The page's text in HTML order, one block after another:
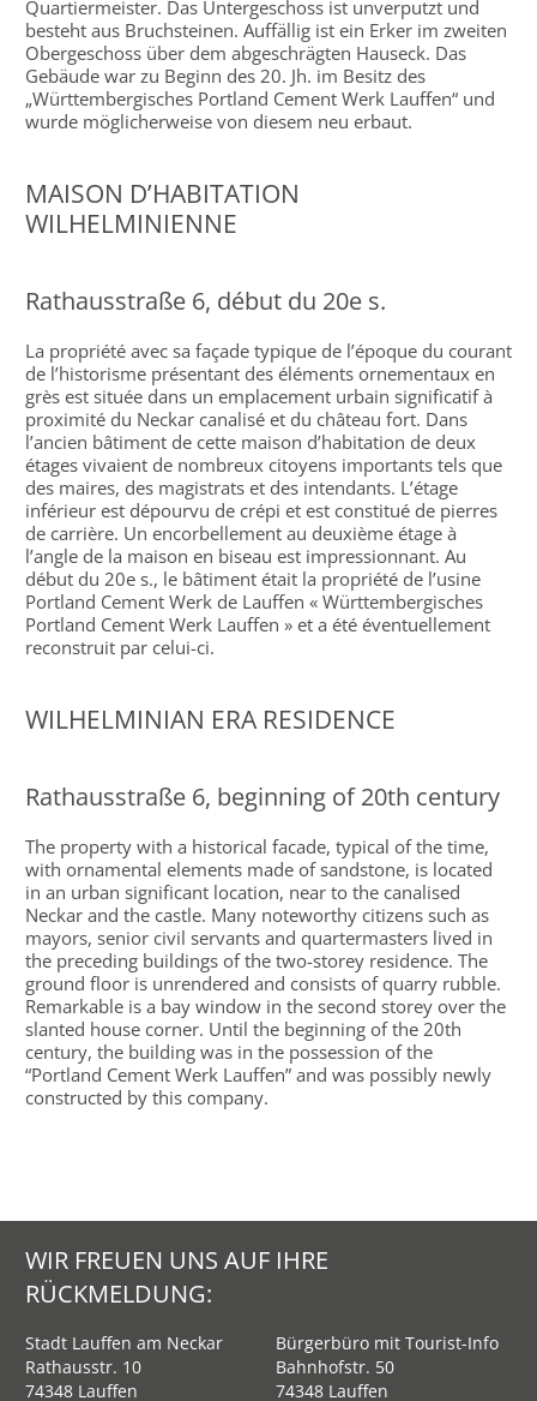
Quartiermeister. Das Untergeschoss ist unverputzt und
besteht aus Bruchsteinen. Auffällig ist ein Erker im zweiten
Obergeschoss über dem abgeschrägten Hauseck. Das
Gebäude war zu Beginn des 20. Jh. im Besitz des
„Württembergisches Portland Cement Werk Lauffen“ und
wurde möglicherweise von diesem neu erbaut.
MAISON D’HABITATION
WILHELMINIENNE
Rathausstraße 6, début du 20e s.
La propriété avec sa façade typique de l’époque du courant
de l’historisme présentant des éléments ornementaux en
grès est située dans un emplacement urbain significatif à
proximité du Neckar canalisé et du château fort. Dans
l’ancien bâtiment de cette maison d’habitation de deux
étages vivaient de nombreux citoyens importants tels que
des maires, des magistrats et des intendants. L’étage
inférieur est dépourvu de crépi et est constitué de pierres
de carrière. Un encorbellement au deuxième étage à
l’angle de la maison en biseau est impressionnant. Au
début du 20e s., le bâtiment était la propriété de l’usine
Portland Cement Werk de Lauffen « Württembergisches
Portland Cement Werk Lauffen » et a été éventuellement
reconstruit par celui-ci.
WILHELMINIAN ERA RESIDENCE
Rathausstraße 6, beginning of 20th century
The property with a historical facade, typical of the time,
with ornamental elements made of sandstone, is located
in an urban significant location, near to the canalised
Neckar and the castle. Many noteworthy citizens such as
mayors, senior civil servants and quartermasters lived in
the preceding buildings of the two-storey residence. The
ground floor is unrendered and consists of quarry rubble.
Remarkable is a bay window in the second storey over the
slanted house corner. Until the beginning of the 20th
century, the building was in the possession of the
“Portland Cement Werk Lauffen” and was possibly newly
constructed by this company.
WIR FREUEN UNS AUF IHRE
RÜCKMELDUNG:
Stadt Lauffen am Neckar
Rathausstr. 10
74348 Lauffen
Bürgerbüro mit Tourist-Info
Bahnhofstr. 50
74348 Lauffen